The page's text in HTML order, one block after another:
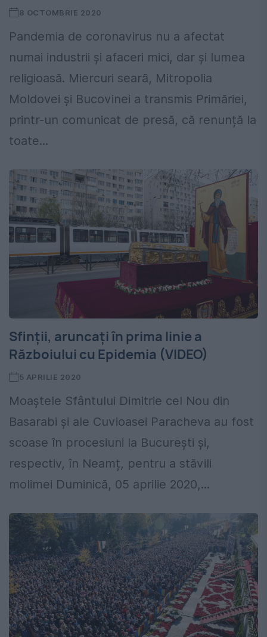
8 OCTOMBRIE 2020
Pandemia de coronavirus nu a afectat
numai industrii și afaceri mici, dar și lumea
religioasă. Miercuri seară, Mitropolia
Moldovei și Bucovinei a transmis Primăriei,
printr-un comunicat de presă, că renunță la
toate...
Sfinții, aruncați în prima linie a
Războiului cu Epidemia (VIDEO)
5 APRILIE 2020
Moaștele Sfântului Dimitrie cel Nou din
Basarabi și ale Cuvioasei Paracheva au fost
scoase în procesiuni la București și,
respectiv, în Neamț, pentru a stăvili
molimei Duminică, 05 aprilie 2020,...